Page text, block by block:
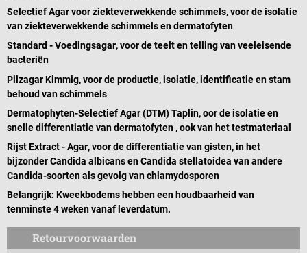
Selectief Agar voor ziekteverwekkende schimmels, voor de isolatie
van ziekteverwekkende schimmels en dermatofyten
Standard - Voedingsagar, voor de teelt en telling van veeleisende
bacteriën
Pilzagar Kimmig, voor de productie, isolatie, identificatie en stam
behoud van schimmels
Dermatophyten-Selectief Agar (DTM) Taplin, oor de isolatie en
snelle differentiatie van dermatofyten , ook van het testmateriaal
Rijst Extract - Agar, voor de differentiatie van gisten, in het
bijzonder Candida albicans en Candida stellatoidea van andere
Candida-soorten als gevolg van chlamydosporen
Belangrijk: Kweekbodems hebben een houdbaarheid van
tenminste 4 weken vanaf leverdatum.
Retourvoorwaarden